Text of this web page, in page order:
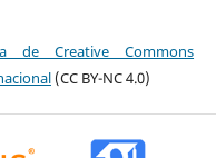
de Creative Commons
(CC BY-NC 4.0)